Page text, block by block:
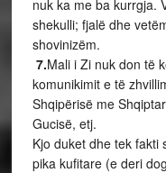
nuk ka me ba kurrgja.
shekulli; fjalë dhe
shovinizëm.
7.Mali i Zi nuk don të
komunikimit e të
Shqipërisë me
Gucisë, etj.
Kjo duket dhe tek fakti
pika kufitare (e deri